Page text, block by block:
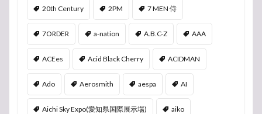
20th Century 2PM 7 MEN 侍
7ORDER a-nation A.B.C-Z AAA
ACEes Acid Black Cherry ACIDMAN
Ado Aerosmith aespa AI
Aichi Sky Expo(愛知県国際展示場) aiko